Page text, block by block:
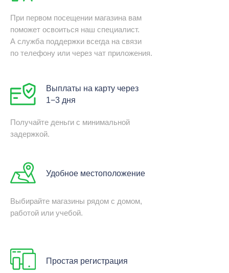
Получайте деньги с минимальной
задержкой.
Выплаты на карту через
1−3 дня
При первом посещении магазина вам
поможет освоиться наш специалист.
А служба поддержки всегда на связи
по телефону или через чат приложения.
Выбирайте магазины рядом с домом,
работой или учебой.
Удобное местоположение
Простая регистрация